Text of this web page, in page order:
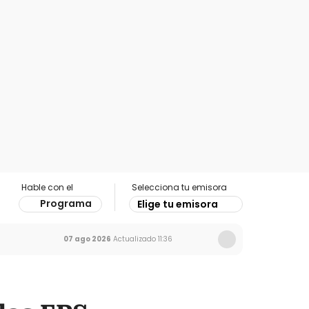
Hable con el
Programa
Selecciona tu emisora
Elige tu emisora
07 ago 2026 Actualizado 11:36